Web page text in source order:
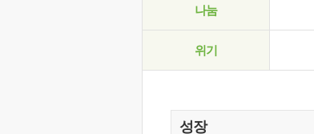
나눔
위기